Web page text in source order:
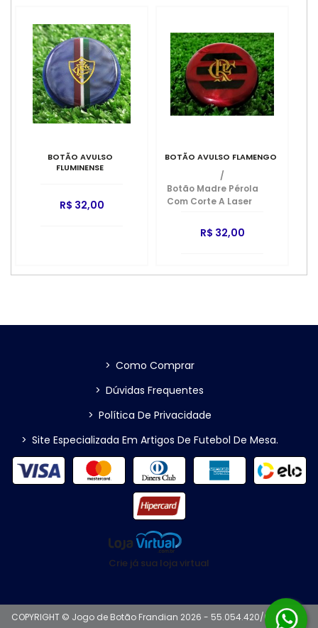
BOTÃO AVULSO
FLUMINENSE
R$ 32,00
BOTÃO AVULSO FLAMENGO
/
Botão Madre Pérola
Com Corte A Laser
R$ 32,00
> Como Comprar
> Dúvidas Frequentes
> Política De Privacidade
> Site Especializada Em Artigos De Futebol De Mesa.
Crie já sua loja virtual
COPYRIGHT © Jogo de Botão Frandian 2026 - 55.054.420/0001-42 -